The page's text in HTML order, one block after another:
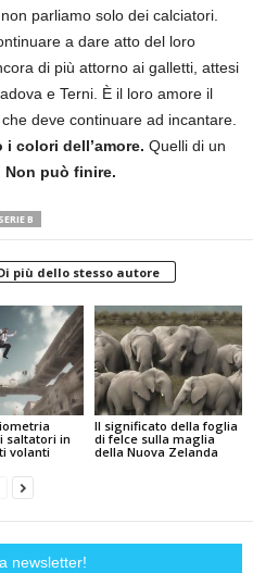
parliamo solo dei calciatori.
a dare atto del loro
di più attorno ai galletti, attesi
e Terni. È il loro amore il
deve continuare ad incantare.
colori dell’amore. Quelli di un
Non può finire.
SERIE B
più dello stesso autore
saltatori in
volanti
Il significato della foglia
di felce sulla maglia
della Nuova Zelanda
newsletter!